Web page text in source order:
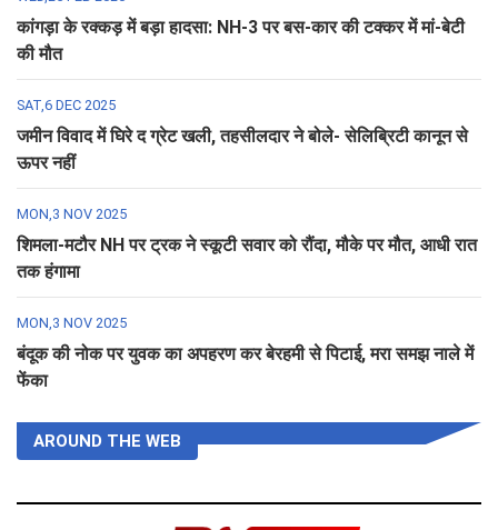
कांगड़ा के रक्कड़ में बड़ा हादसा: NH-3 पर बस-कार की टक्कर में मां-बेटी
की मौत
SAT,6 DEC 2025
जमीन विवाद में घिरे द ग्रेट खली, तहसीलदार ने बोले- सेलिब्रिटी कानून से
ऊपर नहीं
MON,3 NOV 2025
शिमला-मटौर NH पर ट्रक ने स्कूटी सवार को रौंदा, मौके पर मौत, आधी रात
तक हंगामा
MON,3 NOV 2025
बंदूक की नोक पर युवक का अपहरण कर बेरहमी से पिटाई, मरा समझ नाले में
फेंका
AROUND THE WEB